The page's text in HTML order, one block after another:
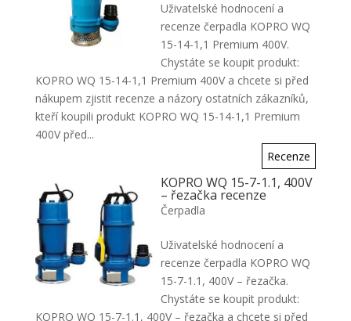
Uživatelské hodnocení a
recenze čerpadla KOPRO WQ
15-14-1,1 Premium 400V.
Chystáte se koupit produkt:
KOPRO WQ 15-14-1,1 Premium 400V a chcete si před
nákupem zjistit recenze a názory ostatních zákazníků,
kteří koupili produkt KOPRO WQ 15-14-1,1 Premium
400V před...
Recenze
KOPRO WQ 15-7-1.1, 400V
– řezačka recenze
Čerpadla
Uživatelské hodnocení a
recenze čerpadla KOPRO WQ
15-7-1.1, 400V – řezačka.
Chystáte se koupit produkt:
KOPRO WQ 15-7-1.1, 400V – řezačka a chcete si před